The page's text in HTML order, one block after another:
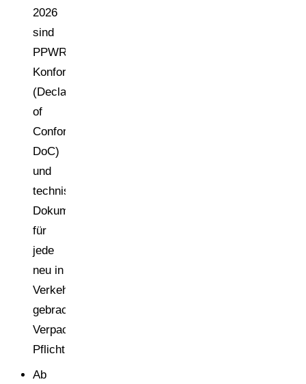
2026
sind
PPWR-
Konformitätserklärungen
(Declaration
of
Conformity,
DoC)
und
technische
Dokumentationen
für
jede
neu in
Verkehr
gebrachte
Verpackung
Pflicht.
Ab